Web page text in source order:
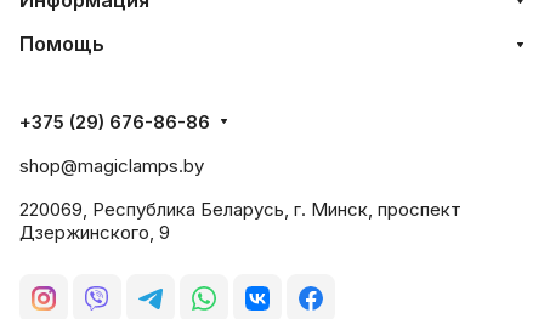
Помощь
+375 (29) 676-86-86
shop@magiclamps.by
220069, Республика Беларусь, г. Минск, проспект
Дзержинского, 9